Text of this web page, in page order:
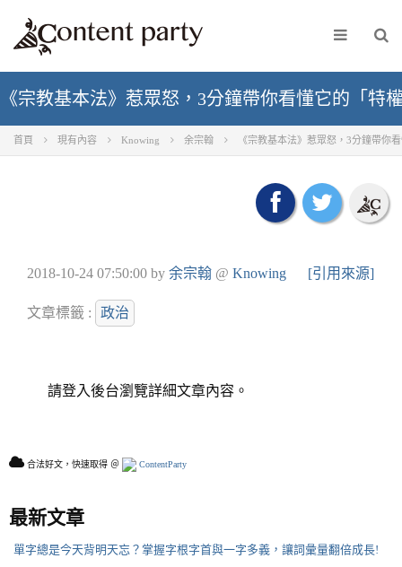
《宗教基本法》惹眾怒，3分鐘帶你看懂它的「特
首頁 現有內容 Knowing 余宗翰 《宗教基本法》惹眾怒，3分鐘帶你
2018-10-24 07:50:00 by 余宗翰 @ Knowing [引用來源]
文章標籤 : 政治
請登入後台瀏覽詳細文章內容。
合法好文，快速取得 ＠ ContentParty
最新文章
單字總是今天背明天忘？掌握字根字首與一字多義，讓詞彙量翻倍成長!